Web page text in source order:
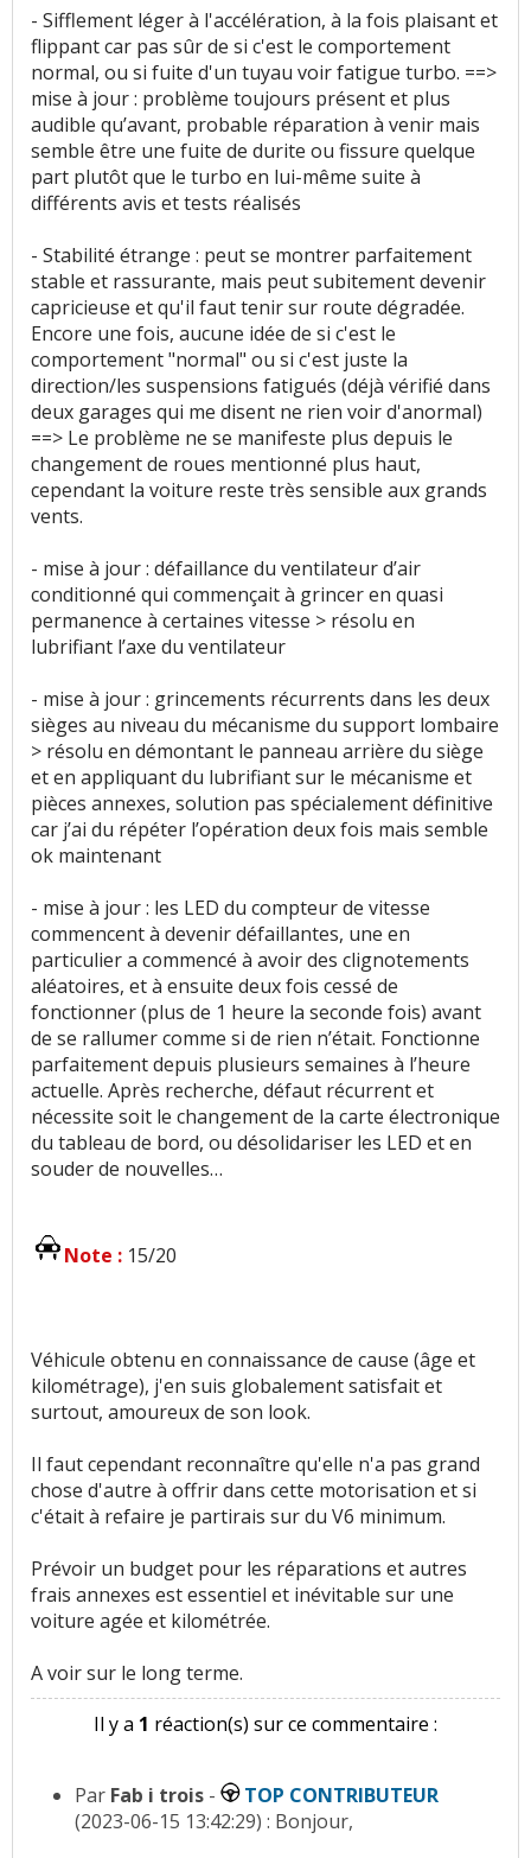
- Sifflement léger à l'accélération, à la fois plaisant et
flippant car pas sûr de si c'est le comportement
normal, ou si fuite d'un tuyau voir fatigue turbo. ==>
mise à jour : problème toujours présent et plus
audible qu’avant, probable réparation à venir mais
semble être une fuite de durite ou fissure quelque
part plutôt que le turbo en lui-même suite à
différents avis et tests réalisés
- Stabilité étrange : peut se montrer parfaitement
stable et rassurante, mais peut subitement devenir
capricieuse et qu'il faut tenir sur route dégradée.
Encore une fois, aucune idée de si c'est le
comportement "normal" ou si c'est juste la
direction/les suspensions fatigués (déjà vérifié dans
deux garages qui me disent ne rien voir d'anormal)
==> Le problème ne se manifeste plus depuis le
changement de roues mentionné plus haut,
cependant la voiture reste très sensible aux grands
vents.
- mise à jour : défaillance du ventilateur d’air
conditionné qui commençait à grincer en quasi
permanence à certaines vitesse > résolu en
lubrifiant l’axe du ventilateur
- mise à jour : grincements récurrents dans les deux
sièges au niveau du mécanisme du support lombaire
> résolu en démontant le panneau arrière du siège
et en appliquant du lubrifiant sur le mécanisme et
pièces annexes, solution pas spécialement définitive
car j’ai du répéter l’opération deux fois mais semble
ok maintenant
- mise à jour : les LED du compteur de vitesse
commencent à devenir défaillantes, une en
particulier a commencé à avoir des clignotements
aléatoires, et à ensuite deux fois cessé de
fonctionner (plus de 1 heure la seconde fois) avant
de se rallumer comme si de rien n’était. Fonctionne
parfaitement depuis plusieurs semaines à l’heure
actuelle. Après recherche, défaut récurrent et
nécessite soit le changement de la carte électronique
du tableau de bord, ou désolidariser les LED et en
souder de nouvelles…
Note : 15/20
Véhicule obtenu en connaissance de cause (âge et
kilométrage), j'en suis globalement satisfait et
surtout, amoureux de son look.
Il faut cependant reconnaître qu'elle n'a pas grand
chose d'autre à offrir dans cette motorisation et si
c'était à refaire je partirais sur du V6 minimum.
Prévoir un budget pour les réparations et autres
frais annexes est essentiel et inévitable sur une
voiture agée et kilométrée.
A voir sur le long terme.
Il y a 1 réaction(s) sur ce commentaire :
Par Fab i trois -
TOP CONTRIBUTEUR
(2023-06-15 13:42:29) : Bonjour,